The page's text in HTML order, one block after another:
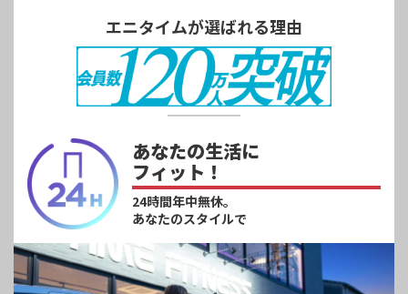
エニタイムが選ばれる理由
あなたの生活に
フィット！
24時間年中無休。
あなたのスタイルで